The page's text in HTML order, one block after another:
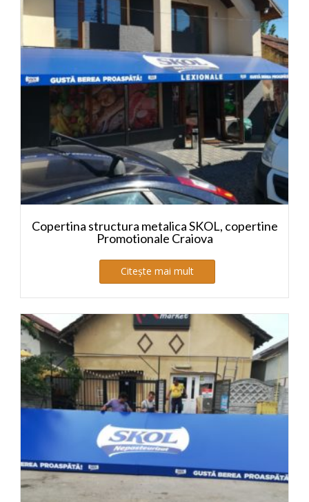
Copertina structura metalica SKOL, copertine
Promotionale Craiova
Citește mai mult